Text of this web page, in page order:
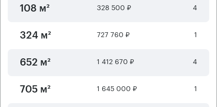
108 м² 328 500 ₽ 4
324 м² 727 760 ₽ 1
652 м² 1 412 670 ₽ 4
705 м² 1 645 000 ₽ 1